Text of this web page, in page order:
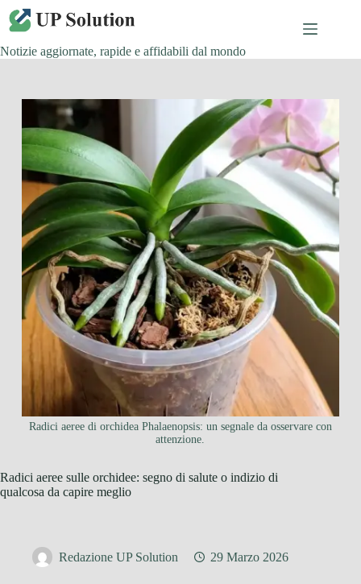
Salta
contenuto
Notizie aggiornate, rapide e affidabili dal mondo
Radici aeree di orchidea Phalaenopsis: un segnale da osservare con
attenzione.
Radici aeree sulle orchidee: segno di salute o indizio di
qualcosa da capire meglio
Redazione UP Solution 29 Marzo 2026